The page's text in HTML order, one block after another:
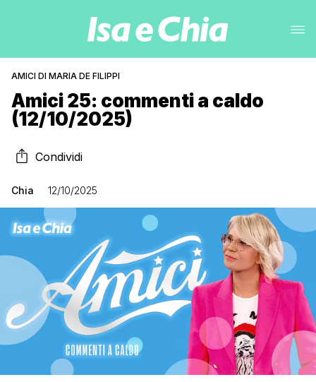
AMICI DI MARIA DE FILIPPI
Amici 25: commenti a caldo
(12/10/2025)
Condividi
Chia 12/10/2025